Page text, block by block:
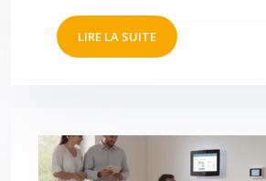
LIRE LA SUITE